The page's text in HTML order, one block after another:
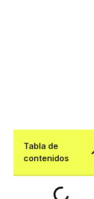
Tabla de
contenidos